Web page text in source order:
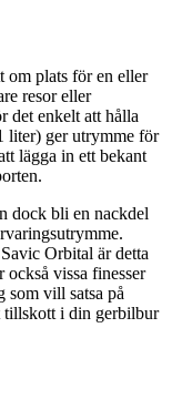
om plats för en eller
resor eller
det enkelt att hålla
liter) ger utrymme för
lägga in ett bekant
dock bli en nackdel
Orbital är detta
vissa finesser
som vill satsa på
tillskott i din gerbilbur